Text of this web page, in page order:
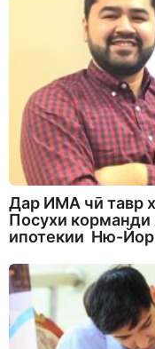
Дар ИМА чӣ тавр
Посухи корманди
ипотекии Ню-